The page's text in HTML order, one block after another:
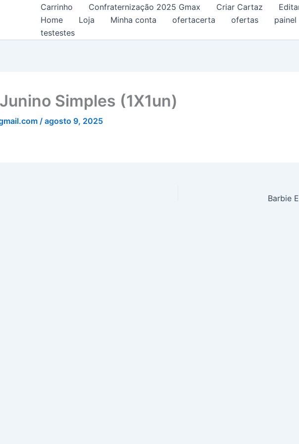
Carrinho Confraternização 2025 Gmax Criar Cartaz
Home
Loja Minha conta ofertacerta ofertas painel
testestes
Simples (1X1un)
/ agosto 9, 2025
Barbie